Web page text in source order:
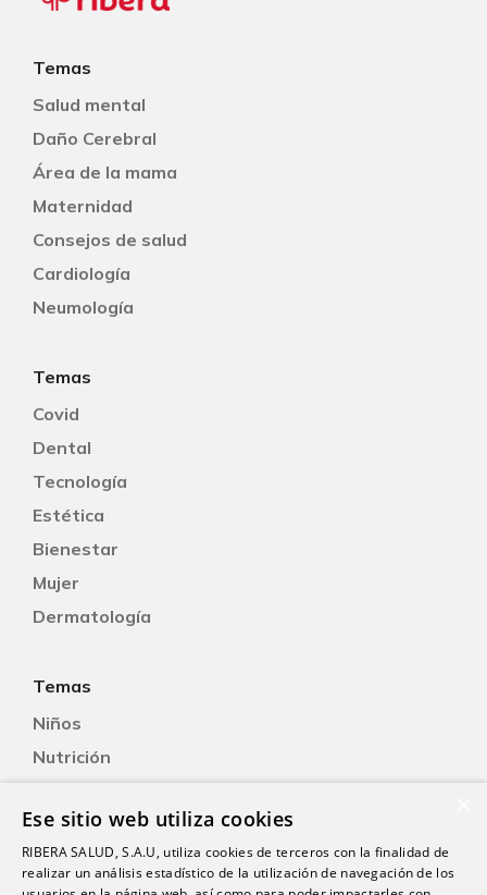
Temas
Salud mental
Daño Cerebral
Área de la mama
Maternidad
Consejos de salud
Cardiología
Neumología
Temas
Covid
Dental
Tecnología
Estética
Bienestar
Mujer
Dermatología
Temas
Niños
Nutrición
Oftalmología
Otorrinolaringología
Ese sitio web utiliza cookies
RIBERA SALUD, S.A.U, utiliza cookies de terceros con la finalidad de
realizar un análisis estadístico de la utilización de navegación de los